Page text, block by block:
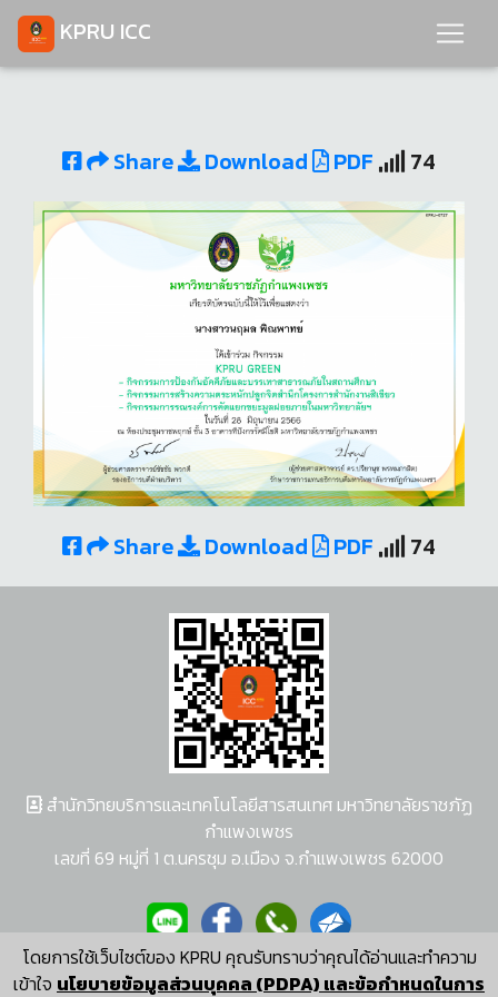
KPRU ICC
Share Download PDF 74
Share Download PDF 74
โดยการใช้เว็บไซต์ของ KPRU คุณรับทราบว่าคุณได้อ่านและทำความ
เข้าใจ นโยบายข้อมูลส่วนบุคคล (PDPA) และข้อกำหนดในการ
สำนักวิทยบริการและเทคโนโลยีสารสนเทศ มหาวิทยาลัยราชภัฏ
กำแพงเพชร
เลขที่ 69 หมู่ที่ 1 ต.นครชุม อ.เมือง จ.กำแพงเพชร 62000
ผู้พัฒนาระบบ อนุชา พวงผกา